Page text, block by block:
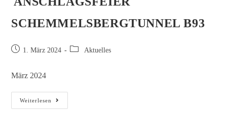
SCHEMMELSBERGTUNNEL B93
1. März 2024 Aktuelles
März 2024
Weiterlesen